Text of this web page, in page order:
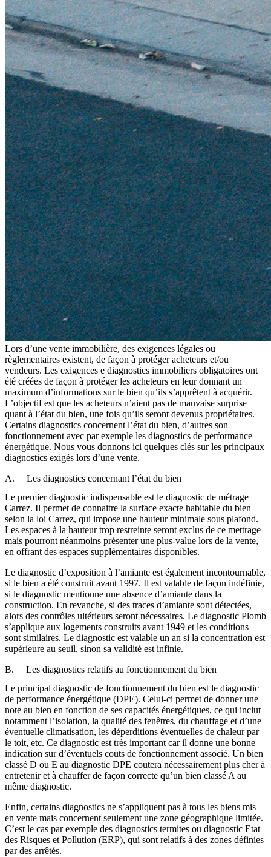
Lors d’une vente immobilière, des exigences légales ou
règlementaires existent, de façon à protéger acheteurs et/ou
vendeurs. Les exigences e diagnostics immobiliers obligatoires ont
été créées de façon à protéger les acheteurs en leur donnant un
maximum d’informations sur le bien qu’ils s’apprêtent à acquérir.
L’objectif est que les acheteurs n’aient pas de mauvaise surprise
quant à l’état du bien, une fois qu’ils seront devenus propriétaires.
Certains diagnostics concernent l’état du bien, d’autres son
fonctionnement avec par exemple les diagnostics de performance
énergétique. Nous vous donnons ici quelques clés sur les principaux
diagnostics exigés lors d’une vente.
A. Les diagnostics concernant l’état du bien
Le premier diagnostic indispensable est le diagnostic de métrage
Carrez. Il permet de connaitre la surface exacte habitable du bien
selon la loi Carrez, qui impose une hauteur minimale sous plafond.
Les espaces à la hauteur trop restreinte seront exclus de ce mettrage
mais pourront néanmoins présenter une plus-value lors de la vente,
en offrant des espaces supplémentaires disponibles.
Le diagnostic d’exposition à l’amiante est également incontournable,
si le bien a été construit avant 1997. Il est valable de façon indéfinie,
si le diagnostic mentionne une absence d’amiante dans la
construction. En revanche, si des traces d’amiante sont détectées,
alors des contrôles ultérieurs seront nécessaires. Le diagnostic Plomb
s’applique aux logements construits avant 1949 et les conditions
sont similaires. Le diagnostic est valable un an si la concentration est
supérieure au seuil, sinon sa validité est infinie.
B. Les diagnostics relatifs au fonctionnement du bien
Le principal diagnostic de fonctionnement du bien est le diagnostic
de performance énergétique (DPE). Celui-ci permet de donner une
note au bien en fonction de ses capacités énergétiques, ce qui inclut
notamment l’isolation, la qualité des fenêtres, du chauffage et d’une
éventuelle climatisation, les déperditions éventuelles de chaleur par
le toit, etc. Ce diagnostic est très important car il donne une bonne
indication sur d’éventuels couts de fonctionnement associé. Un bien
classé D ou E au diagnostic DPE coutera nécessairement plus cher à
entretenir et à chauffer de façon correcte qu’un bien classé A au
même diagnostic.
Enfin, certains diagnostics ne s’appliquent pas à tous les biens mis
en vente mais concernent seulement une zone géographique limitée.
C’est le cas par exemple des diagnostics termites ou diagnostic Etat
des Risques et Pollution (ERP), qui sont relatifs à des zones définies
par des arrêtés.